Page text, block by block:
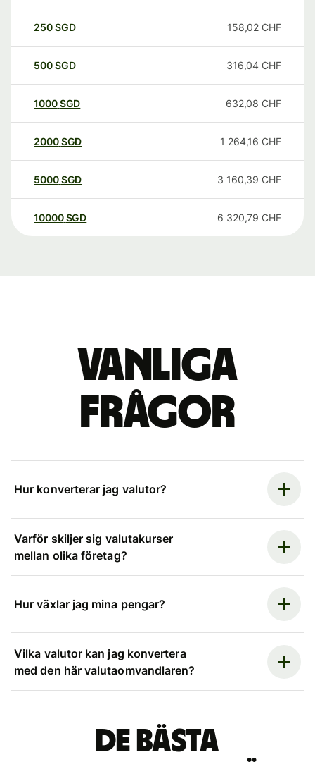
250SGD 158,02 CHF
500SGD 316,04 CHF
1000SGD 632,08 CHF
2000SGD 1 264,16 CHF
5000SGD 3 160,39 CHF
10000 SGD 6 320,79 CHF
Vanliga
frågor
Hur konverterar jag valutor?
Varför skiljer sig valutakurser
mellan olika företag?
Hur växlar jag mina pengar?
Vilka valutor kan jag konvertera
med den här valutaomvandlaren?
De bästa